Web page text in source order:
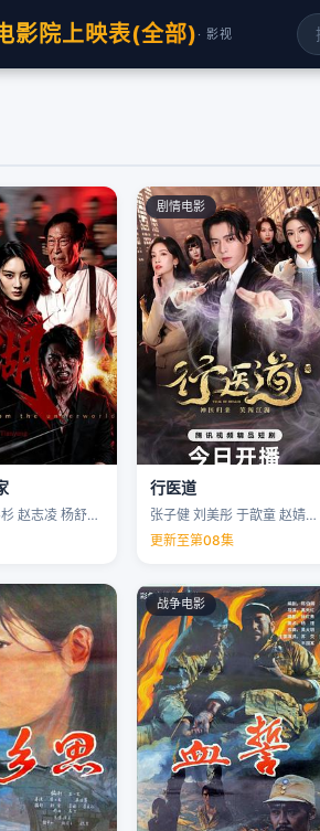
影院上映表(全部) · 影视
周天阳 麦杉杉 赵志凌 杨舒米 …
剧情电影
行医道
张子健 刘美彤 于歆童 赵婧祎 …
更新至第08集
战争电影